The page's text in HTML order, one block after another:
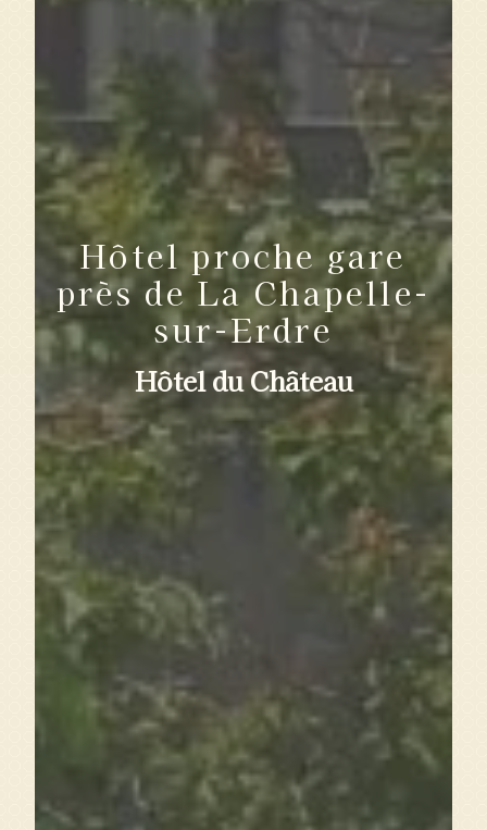
Hôtel proche gare
près de La Chapelle-
sur-Erdre
Hôtel du Château